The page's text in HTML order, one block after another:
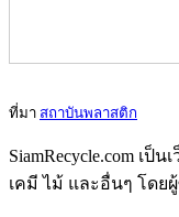
ที่มา สถาบันพลาสติก
SiamRecycle.com เ
เคมี ไม้ และอื่นๆ โดย